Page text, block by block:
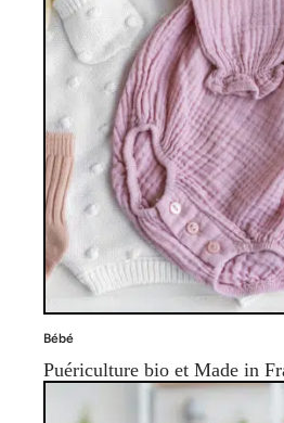
Bébé
Puériculture bio et Made in